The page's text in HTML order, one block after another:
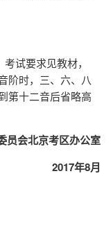
试要求见教材，
阶时，三、六、八
第十二音后省略高
员会北京考区办公室
2017年8月